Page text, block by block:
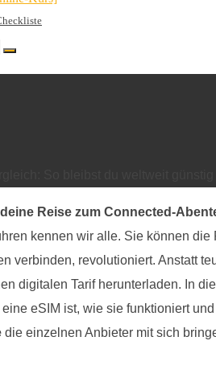
Reise zum Connected-
kennen wir alle. Sie können
verbinden, revolutioniert. Anstatt
digitalen Tarif herunterladen. In
eSIM ist, wie sie funktioniert
die einzelnen Anbieter mit sich